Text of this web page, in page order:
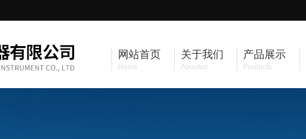
网站首页
Home
关于我们
Aboutus
产品展示
Products